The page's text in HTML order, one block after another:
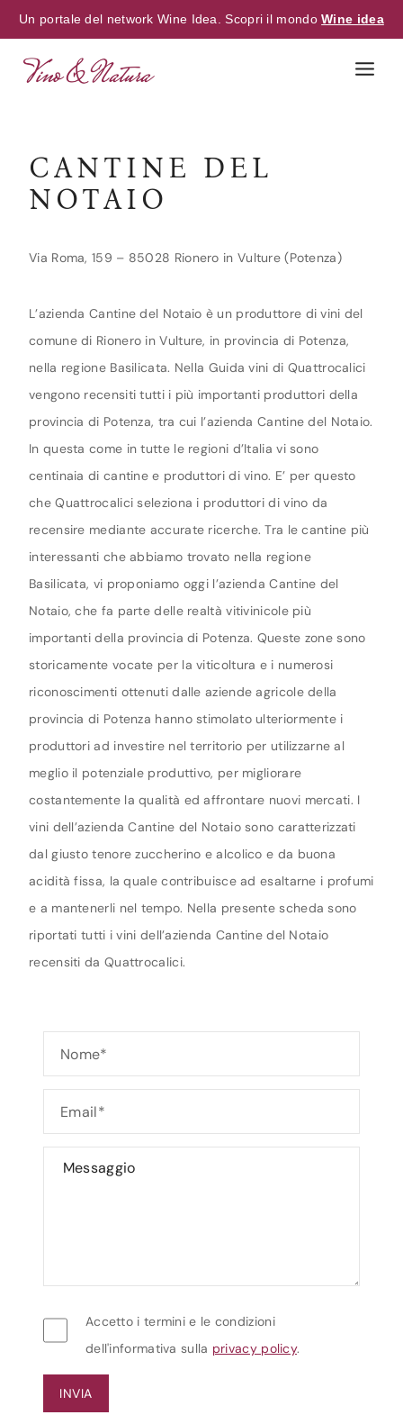
Un portale del network Wine Idea. Scopri il mondoWine idea
CANTINE DEL
NOTAIO
Via Roma, 159 – 85028 Rionero in Vulture (Potenza)
L’azienda Cantine del Notaio è un produttore di vini del
comune di Rionero in Vulture, in provincia di Potenza,
nella regione Basilicata. Nella Guida vini di Quattrocalici
vengono recensiti tutti i più importanti produttori della
provincia di Potenza, tra cui l’azienda Cantine del Notaio.
In questa come in tutte le regioni d’Italia vi sono
centinaia di cantine e produttori di vino. E’ per questo
che Quattrocalici seleziona i produttori di vino da
recensire mediante accurate ricerche. Tra le cantine più
interessanti che abbiamo trovato nella regione
Basilicata, vi proponiamo oggi l’azienda Cantine del
Notaio, che fa parte delle realtà vitivinicole più
importanti della provincia di Potenza. Queste zone sono
storicamente vocate per la viticoltura e i numerosi
riconoscimenti ottenuti dalle aziende agricole della
provincia di Potenza hanno stimolato ulteriormente i
produttori ad investire nel territorio per utilizzarne al
meglio il potenziale produttivo, per migliorare
costantemente la qualità ed affrontare nuovi mercati. I
vini dell’azienda Cantine del Notaio sono caratterizzati
dal giusto tenore zuccherino e alcolico e da buona
acidità fissa, la quale contribuisce ad esaltarne i profumi
e a mantenerli nel tempo. Nella presente scheda sono
riportati tutti i vini dell’azienda Cantine del Notaio
recensiti da Quattrocalici.
Accetto i termini e le condizioni
dell'informativa sulla privacy policy.